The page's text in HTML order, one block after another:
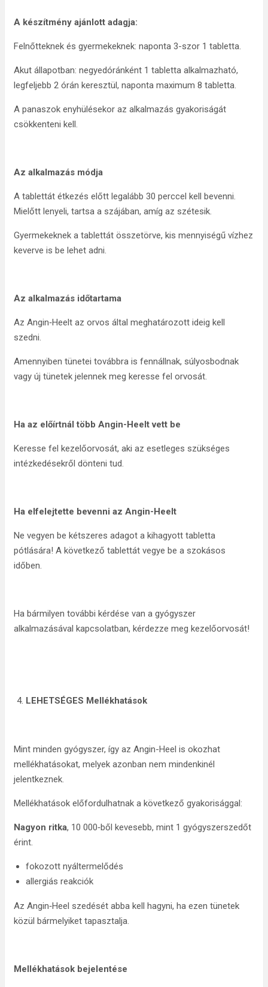
A készítmény ajánlott adagja:
Felnőtteknek és gyermekeknek: naponta 3-szor 1 tabletta.
Akut állapotban: negyedóránként 1 tabletta alkalmazható,
legfeljebb 2 órán keresztül, naponta maximum 8 tabletta.
A panaszok enyhülésekor az alkalmazás gyakoriságát
csökkenteni kell.
Az alkalmazás módja
A tablettát étkezés előtt legalább 30 perccel kell bevenni.
Mielőtt lenyeli, tartsa a szájában, amíg az szétesik.
Gyermekeknek a tablettát összetörve, kis mennyiségű vízhez
keverve is be lehet adni.
Az alkalmazás időtartama
Az Angin‑Heelt az orvos által meghatározott ideig kell
szedni.
Amennyiben tünetei továbbra is fennállnak, súlyosbodnak
vagy új tünetek jelennek meg keresse fel orvosát.
Ha az előírtnál több Angin-Heelt vett be
Keresse fel kezelőorvosát, aki az esetleges szükséges
intézkedésekről dönteni tud.
Ha elfelejtette bevenni az Angin-Heelt
Ne vegyen be kétszeres adagot a kihagyott tabletta
pótlására! A következő tablettát vegye be a szokásos
időben.
Ha bármilyen további kérdése van a gyógyszer
alkalmazásával kapcsolatban, kérdezze meg kezelőorvosát!
LEHETSÉGES Mellékhatások
Mint minden gyógyszer, így az Angin-Heel is okozhat
mellékhatásokat, melyek azonban nem mindenkinél
jelentkeznek.
Mellékhatások előfordulhatnak a következő gyakorisággal:
Nagyon ritka, 10 000‑ből kevesebb, mint 1 gyógyszerszedőt
érint.
fokozott nyáltermelődés
allergiás reakciók
Az Angin‑Heel szedését abba kell hagyni, ha ezen tünetek
közül bármelyiket tapasztalja.
Mellékhatások bejelentése